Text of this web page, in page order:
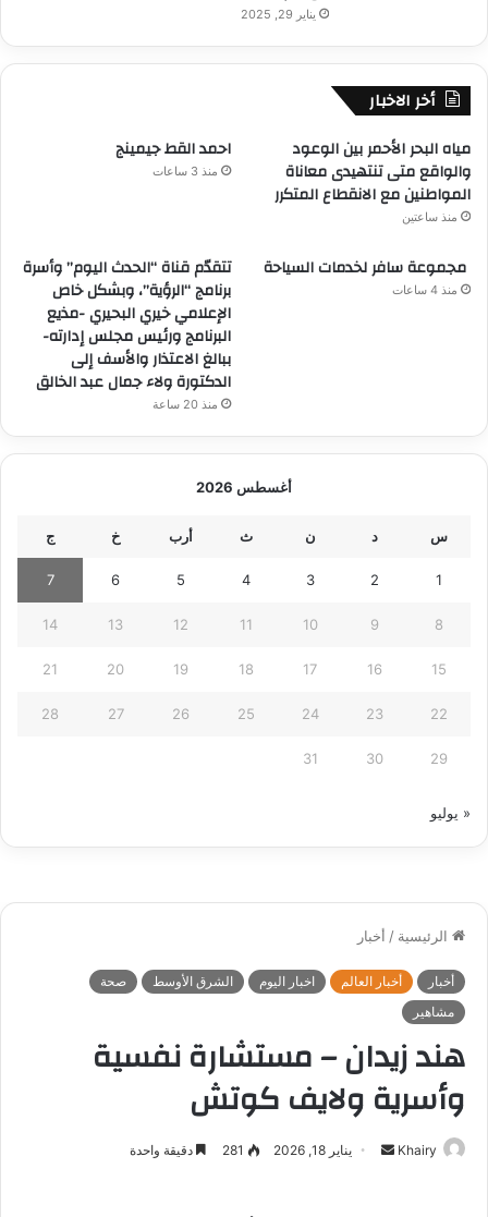
يناير 29, 2025
أخر الاخبار
مياه البحر الأحمر بين الوعود
والواقع متى تنتهيدى معاناة
المواطنين مع الانقطاع المتكرر
منذ ساعتين
احمد القط جيمينج
منذ 3 ساعات
مجموعة سافر لخدمات السياحة
منذ 4 ساعات
تتقدّم قناة “الحدث اليوم” وأسرة
برنامج “الرؤية”، وبشكل خاص
الإعلامي خيري البحيري -مذيع
البرنامج ورئيس مجلس إدارته-
ببالغ الاعتذار والأسف إلى
الدكتورة ولاء جمال عبد الخالق
منذ 20 ساعة
أغسطس 2026
س د ن ث أرب خ ج
1
2
3
4
5
6
7
8
9
10
11
12
13
14
15
16
17
18
19
20
21
22
23
24
25
26
27
28
29
30
31
« يوليو